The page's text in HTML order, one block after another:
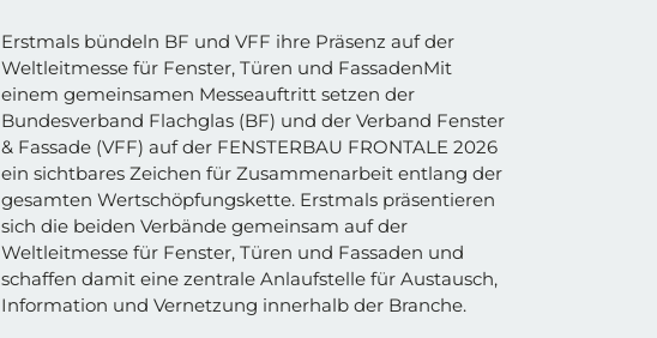
Erstmals bündeln BF und VFF ihre Präsenz auf der
Weltleitmesse für Fenster, Türen und FassadenMit
einem gemeinsamen Messeauftritt setzen der
Bundesverband Flachglas (BF) und der Verband Fenster
& Fassade (VFF) auf der FENSTERBAU FRONTALE 2026
ein sichtbares Zeichen für Zusammenarbeit entlang der
gesamten Wertschöpfungskette. Erstmals präsentieren
sich die beiden Verbände gemeinsam auf der
Weltleitmesse für Fenster, Türen und Fassaden und
schaffen damit eine zentrale Anlaufstelle für Austausch,
Information und Vernetzung innerhalb der Branche.